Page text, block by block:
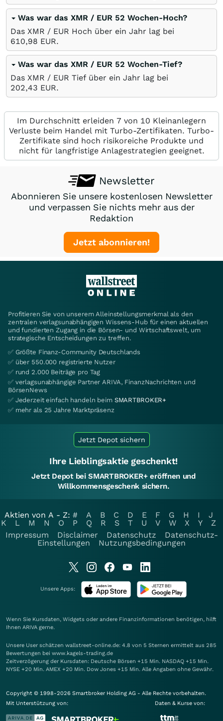
Was war das XMR / EUR 52 Wochen-Hoch?
Das XMR / EUR Hoch über ein Jahr lag bei
610,98 EUR.
Was war das XMR / EUR 52 Wochen-Tief?
Das XMR / EUR Tief über ein Jahr lag bei
202,43 EUR.
Im Durchschnitt erleiden 7 von 10 Kleinanlegern
Verluste beim Handel mit Turbo-Zertifikaten. Turbo-
Zertifikate sind hoch risikoreiche Produkte und
nicht für langfristige Anlagestrategien geeignet.
Newsletter
Abonnieren Sie unsere kostenlosen Newsletter
und verpassen Sie nichts mehr aus der
Redaktion
Jetzt abonnieren!
Profitieren Sie von unserem Alleinstellungsmerkmal als den
zentralen verlagsunabhängigen Wissens-Hub für einen aktuellen
und fundierten Zugang in die Börsen- und Wirtschaftswelt, um
strategische Entscheidungen zu treffen.
✅ Größte Finanz-Community Deutschlands
✅ über 550.000 registrierte Nutzer
✅ rund 2.000 Beiträge pro Tag
✅ verlagsunabhängige Partner ARIVA, FinanzNachrichten und
BörsenNews
✅ Jederzeit einfach handeln beim SMARTBROKER+
✅ mehr als 25 Jahre Marktpräsenz
Jetzt Depot sichern
Ihre Lieblingsaktie geschenkt!
Jetzt Depot bei SMARTBROKER+ eröffnen und
Willkommensgeschenk sichern.
Aktien von A - Z: # A B C D E F G H I
J
K
L M N O P Q R S T U V W X Y
Z
Impressum
Disclaimer Datenschutz
Datenschutz-
Einstellungen
Nutzungsbedingungen
Unsere Apps:
Wenn Sie Kursdaten, Widgets oder andere Finanzinformationen benötigen, hilft
Ihnen ARIVA gerne.
Unsere User schätzen wallstreet-online.de: 4.8 von 5 Sternen ermittelt aus 285
Bewertungen bei www.kagels-trading.de
Zeitverzögerung der Kursdaten: Deutsche Börsen +15 Min. NASDAQ +15 Min.
NYSE +20 Min. AMEX +20 Min. Dow Jones +15 Min. Alle Angaben ohne Gewähr.
Copyright © 1998-2026 Smartbroker Holding AG - Alle Rechte vorbehalten.
Mit Unterstützung von:
Daten & Kurse von: